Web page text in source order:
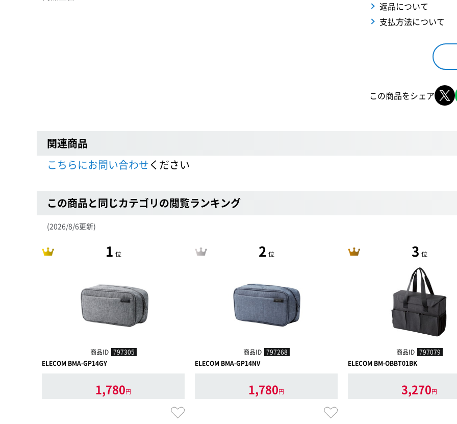
返品について
支払方法について
この商品をシェア
関連商品
こちらにお問い合わせください
この商品と同じカテゴリの閲覧ランキング
(2026/8/6更新)
1 位
商品ID 797305
ELECOM BMA-GP14GY
1,780円
2 位
商品ID 797268
ELECOM BMA-GP14NV
1,780円
3 位
商品ID 797079
ELECOM BM-OBBT01BK
3,270円